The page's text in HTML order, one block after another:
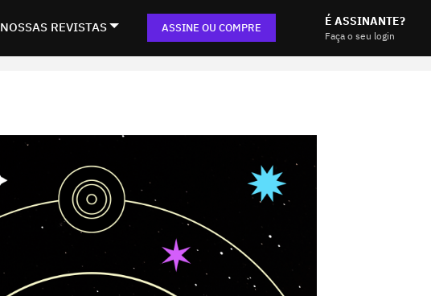
NOSSAS REVISTAS ASSINE OU COMPRE É ASSINANTE?
Faça o seu login